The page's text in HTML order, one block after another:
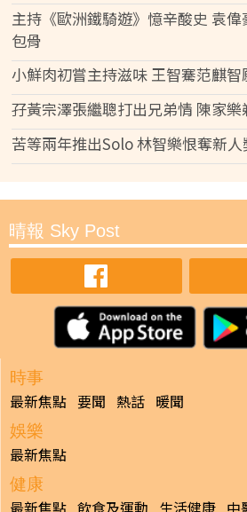
主持《歐洲鐵騎遊》憶辛酸史 袁
包骨
小鮮肉初嘗主持滋味 王智騫范麒智
孖黃宗澤張繼聰打出兄弟情 陳家
苦等兩年推出Solo 林智樂恨奪新人
晴報 Sky Post
時事
最新焦點 要聞 熱話 暖聞
娛樂
最新焦點
健康
最新焦點 飲食及運動 生活健康 中